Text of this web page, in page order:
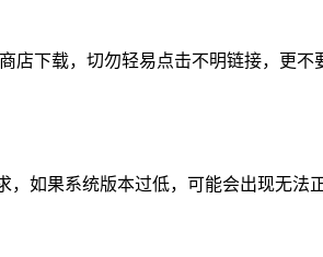
店下载，切勿轻易点击不明链接，更
，如果系统版本过低，可能会出现无法